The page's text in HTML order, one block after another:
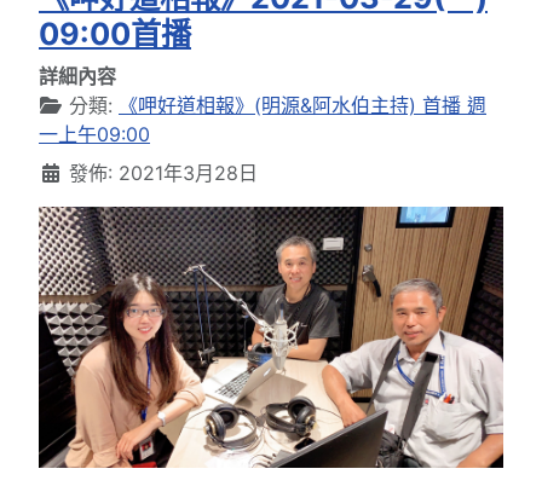
09:00首播
詳細內容
分類:
《呷好道相報》(明源&阿水伯主持) 首播 週
一上午09:00
發佈: 2021年3月28日